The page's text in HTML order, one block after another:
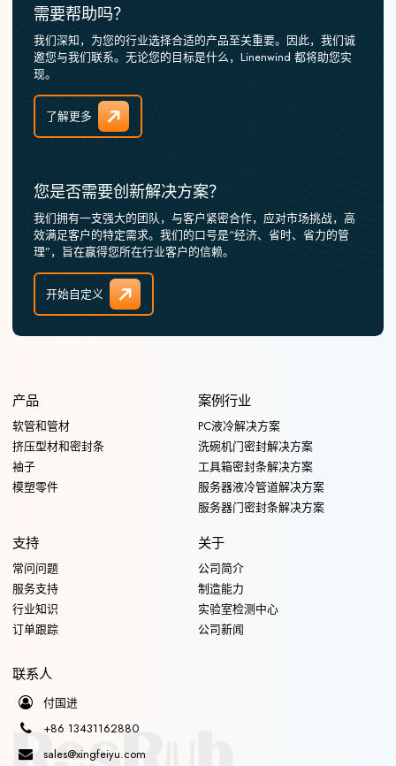
需要帮助吗？
我们深知，为您的行业选择合适的产品至关重要。因此，我们诚
邀您与我们联系。无论您的目标是什么，Linenwind 都将助您实
现。
了解更多
您是否需要创新解决方案？
我们拥有一支强大的团队，与客户紧密合作，应对市场挑战，高
效满足客户的特定需求。我们的口号是“经济、省时、省力的管
理”，旨在赢得您所在行业客户的信赖。
开始自定义
产品
软管和管材
挤压型材和密封条
袖子
模塑零件
案例行业
PC液冷解决方案
洗碗机门密封解决方案
工具箱密封条解决方案
服务器液冷管道解决方案
服务器门密封条解决方案
支持
常问问题
服务支持
行业知识
订单跟踪
关于
公司简介
制造能力
实验室检测中心
公司新闻
联系人
付国进
+86 13431162880
sales@xingfeiyu.com